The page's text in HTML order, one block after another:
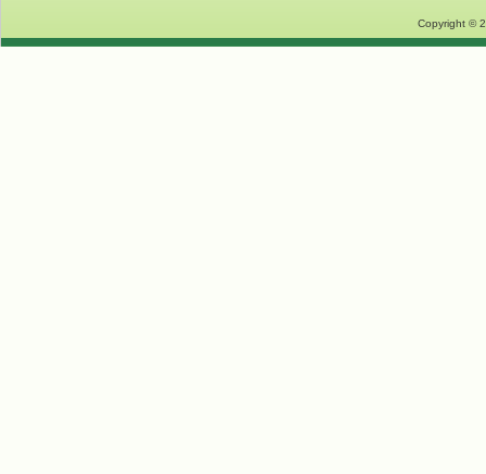
Copyright ©